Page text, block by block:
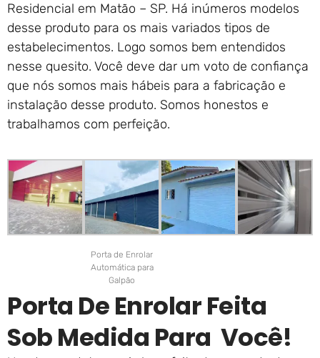
Residencial em Matão – SP. Há inúmeros modelos
desse produto para os mais variados tipos de
estabelecimentos. Logo somos bem entendidos
nesse quesito. Você deve dar um voto de confiança
que nós somos mais hábeis para a fabricação e
instalação desse produto. Somos honestos e
trabalhamos com perfeição.
Porta de Enrolar
Automática para
Galpão
Porta De Enrolar Feita
Sob Medida Para Você!